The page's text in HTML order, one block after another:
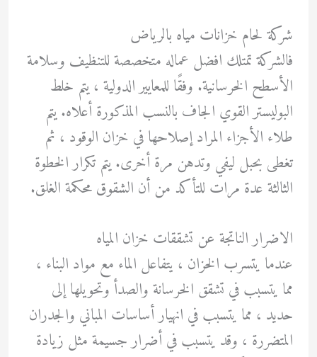
شركة لحام خزانات مياه بالرياض
فالشركة تمتلك افضل عماله متخصصة للتنظيف وسلامة
الأسطح الخرسانية. وفقًا للمعايير الدولية ، يتم خلط
البوليستر القوي الجاف بالنسب المذكورة أعلاه. يتم
طلاء الأجزاء المراد إصلاحها في خزان الوقود ، ثم
تغطى بحبل ليفي وتدهن مرة أخرى. يتم تكرار الخطوة
الثالثة عدة مرات للتأكد من أن الشقوق محكمة الغلق.
الاضرار الناتجة عن تشققات خزان المياه
عندما يتسرب الخزان ، يتفاعل الماء مع مواد البناء ،
مما يتسبب في تشقق الخرسانة والصدأ وتحويلها إلى
حديد ، مما يتسبب في انهيار أساسات المباني والجدران
المتضررة ، وقد يتسبب في أضرار جسيمة مثل زيادة